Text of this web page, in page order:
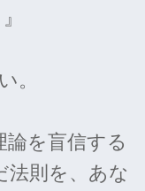
。
を盲信する
法則を、あな